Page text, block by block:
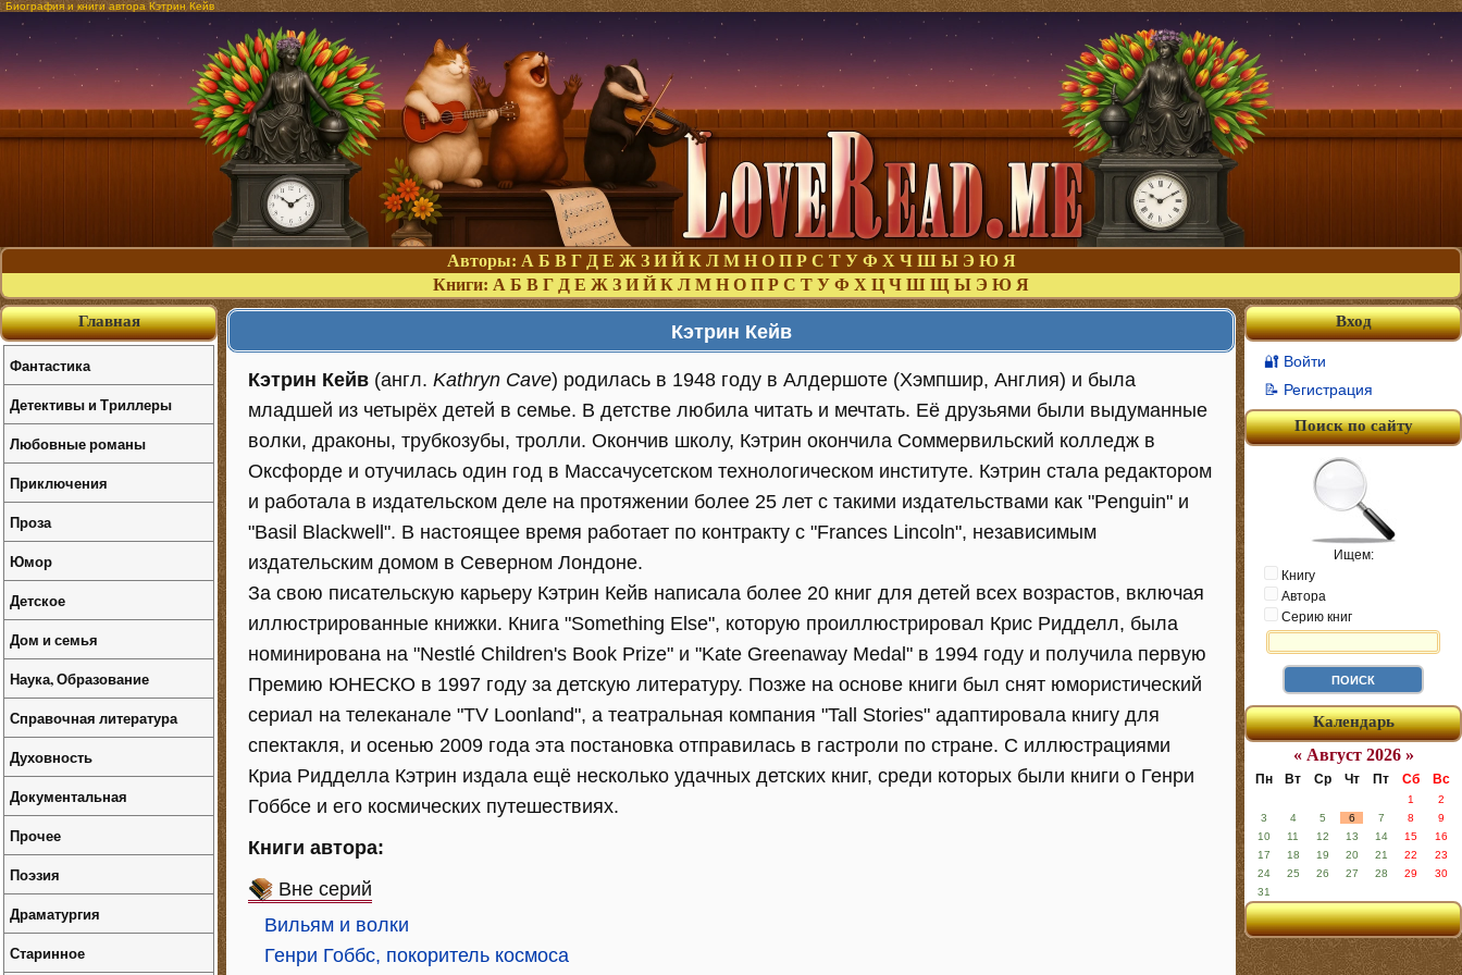
Биография и книги автора Кэтрин Кейв
Авторы: А Б В Г Д Е Ж З И Й К Л М Н О П Р С Т У Ф Х Ч Ш Ы Э Ю Я
Книги: А Б В Г Д Е Ж З И Й К Л М Н О П Р С Т У Ф Х Ц Ч Ш Щ Ы Э Ю Я
Кэтрин Кейв
Кэтрин Кейв (англ. Kathryn Cave) родилась в 1948 году в Алдершоте (Хэмпшир, Англия) и была
младшей из четырёх детей в семье. В детстве любила читать и мечтать. Её друзьями были выдуманные
волки, драконы, трубкозубы, тролли. Окончив школу, Кэтрин окончила Соммервильский колледж в
Оксфорде и отучилась один год в Массачусетском технологическом институте. Кэтрин стала редактором
и работала в издательском деле на протяжении более 25 лет с такими издательствами как "Penguin" и
"Basil Blackwell". В настоящее время работает по контракту с "Frances Lincoln", независимым
издательским домом в Северном Лондоне.
За свою писательскую карьеру Кэтрин Кейв написала более 20 книг для детей всех возрастов, включая
иллюстрированные книжки. Книга "Something Else", которую проиллюстрировал Крис Ридделл, была
номинирована на "Nestlé Children's Book Prize" и "Kate Greenaway Medal" в 1994 году и получила первую
Премию ЮНЕСКО в 1997 году за детскую литературу. Позже на основе книги был снят юмористический
сериал на телеканале "TV Loonland", а театральная компания "Tall Stories" адаптировала книгу для
спектакля, и осенью 2009 года эта постановка отправилась в гастроли по стране. С иллюстрациями
Криа Ридделла Кэтрин издала ещё несколько удачных детских книг, среди которых были книги о Генри
Гоббсе и его космических путешествиях.
Книги автора:
Вне серий
Вильям и волки
Генри Гоббс, покоритель космоса
Вход
🔐 Войти
📝 Регистрация
Поиск по сайту
Ищем:
Книгу
Автора
Серию книг
Календарь
« Август 2026 »
Пн Вт Ср Чт Пт Сб Вс
1
2
3
4 5 6 7 8
9
10
11 12 13 14 15
16
17
18 19 20 21 22
23
24
25 26 27 28 29
30
31
Главная
Фантастика
Детективы и Триллеры
Любовные романы
Приключения
Проза
Юмор
Детское
Дом и семья
Наука, Образование
Справочная литература
Духовность
Документальная
Прочее
Поэзия
Драматургия
Старинное